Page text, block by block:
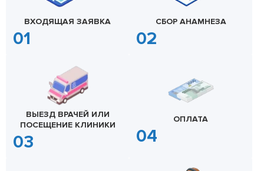
ВХОДЯЩАЯ ЗАЯВКА СБОР АНАМНЕЗА
ВЫЕЗД ВРАЧЕЙ ИЛИ
ПОСЕЩЕНИЕ КЛИНИКИ
ОПЛАТА